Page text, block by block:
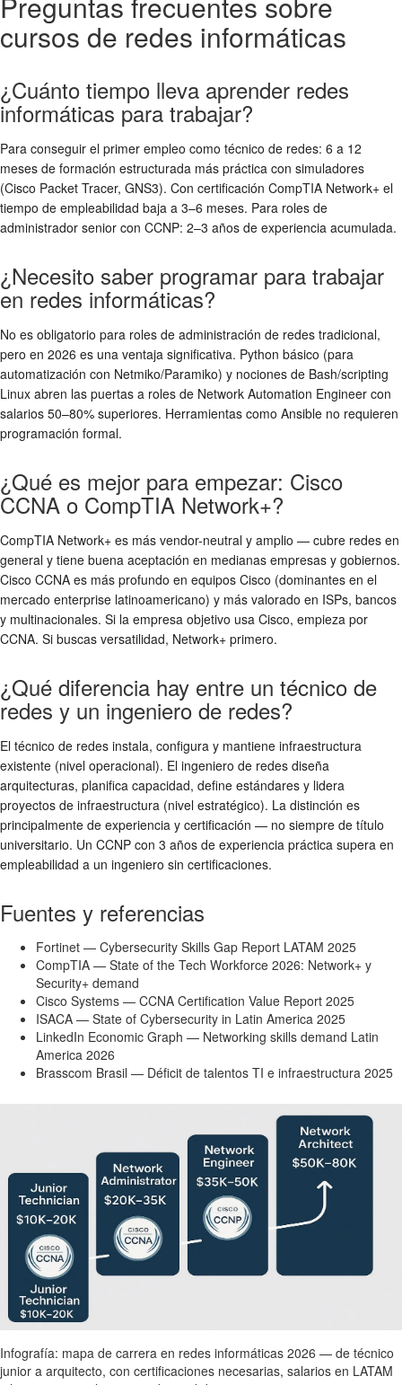
cursos de redes informáticas
¿Cuánto tiempo lleva aprender redes
informáticas para trabajar?
Para conseguir el primer empleo como técnico de redes: 6 a 12
meses de formación estructurada más práctica con simuladores
(Cisco Packet Tracer, GNS3). Con certificación CompTIA Network+ el
tiempo de empleabilidad baja a 3–6 meses. Para roles de
administrador senior con CCNP: 2–3 años de experiencia acumulada.
¿Necesito saber programar para trabajar
en redes informáticas?
No es obligatorio para roles de administración de redes tradicional,
pero en 2026 es una ventaja significativa. Python básico (para
automatización con Netmiko/Paramiko) y nociones de Bash/scripting
Linux abren las puertas a roles de Network Automation Engineer con
salarios 50–80% superiores. Herramientas como Ansible no requieren
programación formal.
¿Qué es mejor para empezar: Cisco
CCNA o CompTIA Network+?
CompTIA Network+ es más vendor-neutral y amplio — cubre redes en
general y tiene buena aceptación en medianas empresas y gobiernos.
Cisco CCNA es más profundo en equipos Cisco (dominantes en el
mercado enterprise latinoamericano) y más valorado en ISPs, bancos
y multinacionales. Si la empresa objetivo usa Cisco, empieza por
CCNA. Si buscas versatilidad, Network+ primero.
¿Qué diferencia hay entre un técnico de
redes y un ingeniero de redes?
El técnico de redes instala, configura y mantiene infraestructura
existente (nivel operacional). El ingeniero de redes diseña
arquitecturas, planifica capacidad, define estándares y lidera
proyectos de infraestructura (nivel estratégico). La distinción es
principalmente de experiencia y certificación — no siempre de título
universitario. Un CCNP con 3 años de experiencia práctica supera en
empleabilidad a un ingeniero sin certificaciones.
Fuentes y referencias
Fortinet — Cybersecurity Skills Gap Report LATAM 2025
CompTIA — State of the Tech Workforce 2026: Network+ y
Security+ demand
Cisco Systems — CCNA Certification Value Report 2025
ISACA — State of Cybersecurity in Latin America 2025
LinkedIn Economic Graph — Networking skills demand Latin
America 2026
Brasscom Brasil — Déficit de talentos TI e infraestructura 2025
Infografía: mapa de carrera en redes informáticas 2026 — de técnico
junior a arquitecto, con certificaciones necesarias, salarios en LATAM